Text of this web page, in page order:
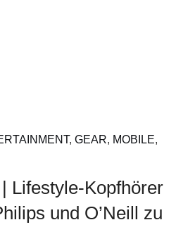
, GEAR, MOBILE,
Lifestyle-Kopfhörer
und O’Neill zu